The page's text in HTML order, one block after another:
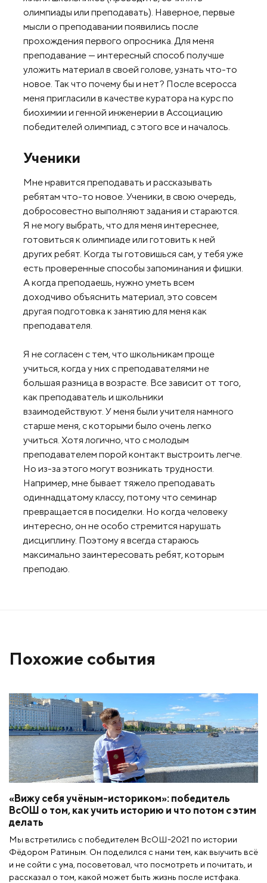
олимпиады или преподавать). Наверное, первые
мысли о преподавании появились после
прохождения первого опросника. Для меня
преподавание — интересный способ получше
уложить материал в своей голове, узнать что-то
новое. Так что почему бы и нет? После всеросса
меня пригласили в качестве куратора на курс по
биохимии и генной инженерии в Ассоциацию
победителей олимпиад, с этого все и началось.
Ученики
Мне нравится преподавать и рассказывать
ребятам что-то новое. Ученики, в свою очередь,
добросовестно выполняют задания и стараются.
Я не могу выбрать, что для меня интереснее,
готовиться к олимпиаде или готовить к ней
других ребят. Когда ты готовишься сам, у тебя уже
есть проверенные способы запоминания и фишки.
А когда преподаешь, нужно уметь всем
доходчиво объяснить материал, это совсем
другая подготовка к занятию для меня как
преподавателя.
Я не согласен с тем, что школьникам проще
учиться, когда у них с преподавателями не
большая разница в возрасте. Все зависит от того,
как преподаватель и школьники
взаимодействуют. У меня были учителя намного
старше меня, с которыми было очень легко
учиться. Хотя логично, что с молодым
преподавателем порой контакт выстроить легче.
Но из-за этого могут возникать трудности.
Например, мне бывает тяжело преподавать
одиннадцатому классу, потому что семинар
превращается в посиделки. Но когда человеку
интересно, он не особо стремится нарушать
дисциплину. Поэтому я всегда стараюсь
максимально заинтересовать ребят, которым
преподаю.
Похожие события
«Вижу себя учёным-историком»: победитель
ВсОШ о том, как учить историю и что потом с этим
делать
Мы встретились с победителем ВсОШ-2021 по истории
Фёдором Ратиным. Он поделился с нами тем, как выучить всё
и не сойти с ума, посоветовал, что посмотреть и почитать, и
рассказал о том, какой может быть жизнь после истфака.